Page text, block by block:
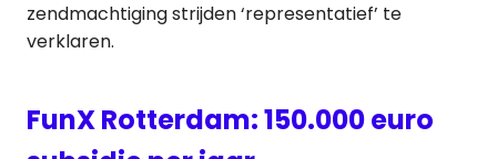
zendmachtiging strijden ‘representatief’ te
verklaren.
FunX Rotterdam: 150.000 euro